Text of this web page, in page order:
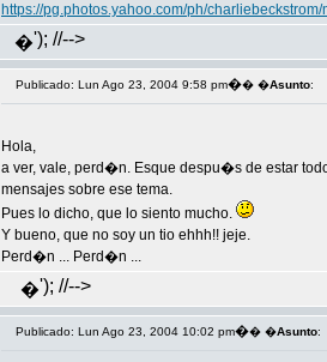
https://pg.photos.yahoo.com/ph/
�'); //-->
Publicado: Lun Ago 23, 2004 9:58 pm�� �Asunto:
Hola,
a ver, vale, perd�n. Esque despu�s de estar
mensajes sobre ese tema.
Pues lo dicho, que lo siento mucho.
Y bueno, que no soy un tio ehhh!! jeje.
Perd�n ... Perd�n ...
�'); //-->
Publicado: Lun Ago 23, 2004 10:02 pm�� �Asunto: